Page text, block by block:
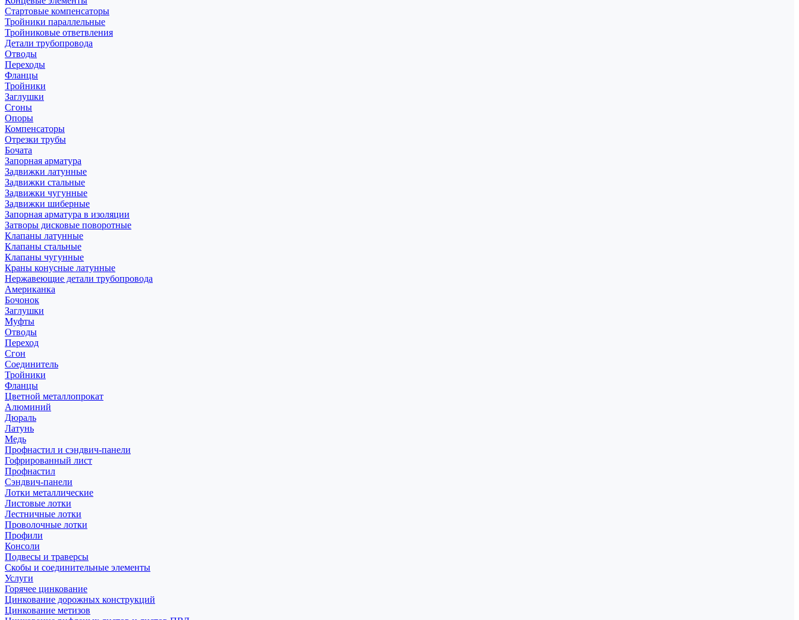
Стартовые компенсаторы
Тройники параллельные
Тройниковые ответвления
Детали трубопровода
Отводы
Переходы
Фланцы
Тройники
Заглушки
Сгоны
Опоры
Компенсаторы
Отрезки трубы
Бочата
Запорная арматура
Задвижки латунные
Задвижки стальные
Задвижки чугунные
Задвижки шиберные
Запорная арматура в изоляции
Затворы дисковые поворотные
Клапаны латунные
Клапаны стальные
Клапаны чугунные
Краны конусные латунные
Нержавеющие детали трубопровода
Американка
Бочонок
Заглушки
Муфты
Отводы
Переход
Сгон
Соединитель
Тройники
Фланцы
Цветной металлопрокат
Алюминий
Дюраль
Латунь
Медь
Профнастил и сэндвич-панели
Гофрированный лист
Профнастил
Сэндвич-панели
Лотки металлические
Листовые лотки
Лестничные лотки
Проволочные лотки
Профили
Консоли
Подвесы и траверсы
Скобы и соединительные элементы
Услуги
Горячее цинкование
Цинкование дорожных конструкций
Цинкование метизов